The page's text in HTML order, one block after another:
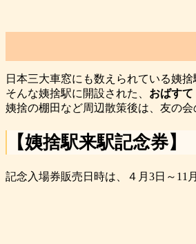
日本三大車窓にも数えられている姨
そんな姨捨駅に開設された、 おばす
姨捨の棚田など周辺散策後は、友の
【姨捨駅来駅記念券】
記念入場券販売日時は、４月3日～11